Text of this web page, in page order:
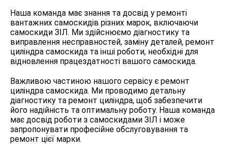
Наша команда має знання та досвід у ремонті
вантажних самоскидів різних марок, включаючи
самоскиди ЗІЛ. Ми здійснюємо діагностику та
виправлення несправностей, заміну деталей, ремонт
циліндра самоскида та інші роботи, необхідні для
відновлення працездатності вашого самоскида.
Важливою частиною нашого сервісу є ремонт
циліндра самоскида. Ми проводимо детальну
діагностику та ремонт циліндра, щоб забезпечити
його надійність та оптимальну роботу. Наша команда
має досвід роботи з самоскидами ЗІЛ і може
запропонувати професійне обслуговування та
ремонт цієї марки.